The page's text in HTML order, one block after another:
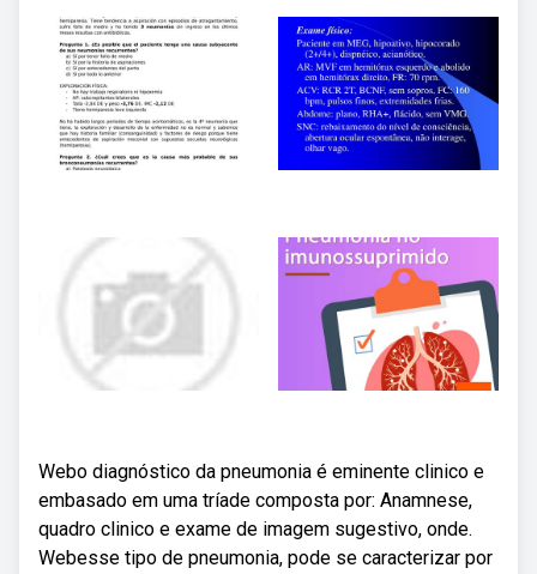
Webo diagnóstico da pneumonia é eminente clinico e
embasado em uma tríade composta por: Anamnese,
quadro clinico e exame de imagem sugestivo, onde.
Webesse tipo de pneumonia, pode se caracterizar por